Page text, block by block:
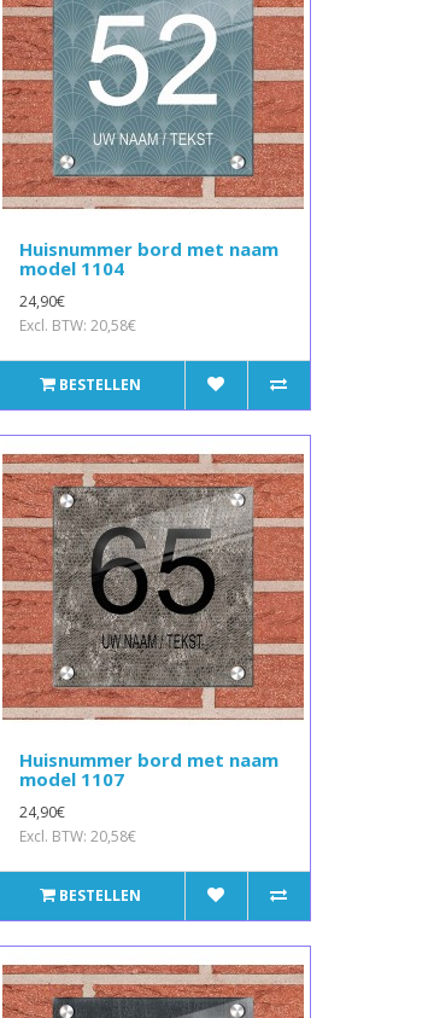
Huisnummer bord met naam
model 1104
24,90€
Excl. BTW: 20,58€
BESTELLEN
Huisnummer bord met naam
model 1107
24,90€
Excl. BTW: 20,58€
BESTELLEN